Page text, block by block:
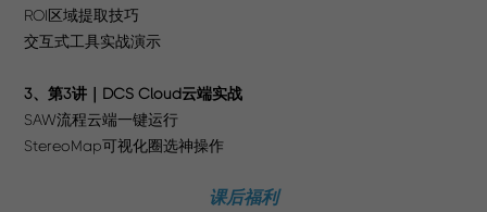
ROI区域提取技巧
交互式工具实战演示
3、第3讲｜DCS Cloud云端实战
SAW流程云端一键运行
StereoMap可视化圈选神操作
课后福利